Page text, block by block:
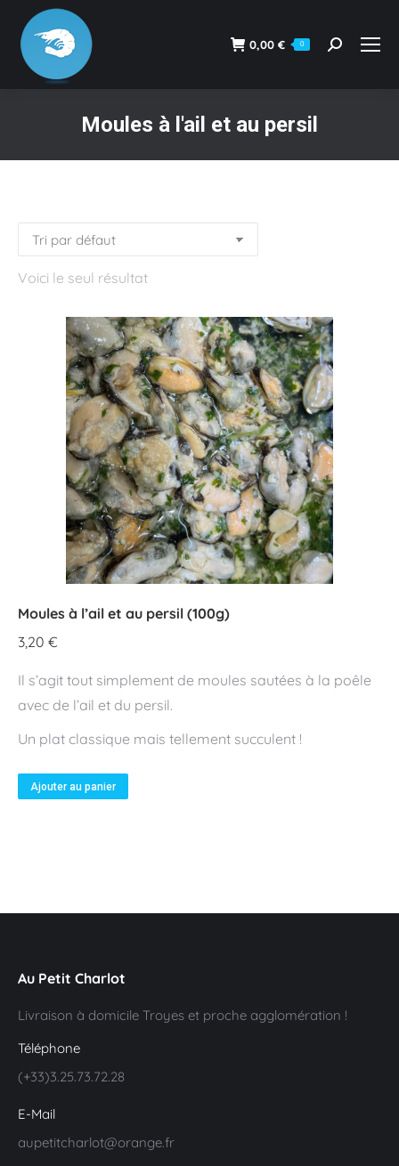
0,00 € 0
Recherche
Moules à l'ail et au persil
Voici le seul résultat
Moules à l’ail et au persil (100g)
3,20 €
Il s’agit tout simplement de moules sautées à la poêle
avec de l’ail et du persil.
Un plat classique mais tellement succulent !
Ajouter au panier
Au Petit Charlot
Livraison à domicile Troyes et proche agglomération !
Téléphone
(+33)3.25.73.72.28
E-Mail
aupetitcharlot@orange.fr